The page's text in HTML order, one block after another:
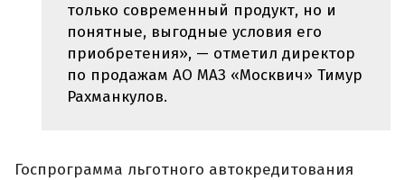
только современный продукт, но и
понятные, выгодные условия его
приобретения», — отметил директор
по продажам АО МАЗ «Москвич» Тимур
Рахманкулов.
Госпрограмма льготного автокредитования